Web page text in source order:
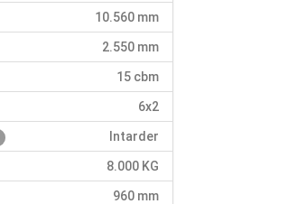
10.560 mm
2.550 mm
15 cbm
6x2
Intarder
8.000 KG
960 mm